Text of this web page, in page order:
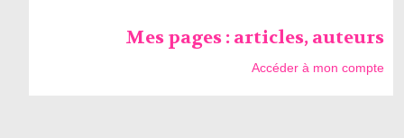
Mes pages : articles, auteurs
Accéder à mon compte